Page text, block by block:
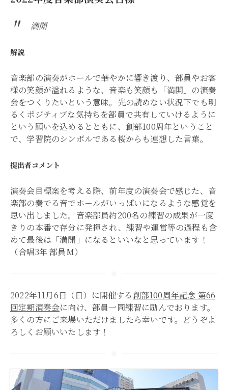
満開
解説
音楽部の演奏がホールで華やかに響き渡り、部員やお客
様の笑顔が溢れるような、音楽も笑顔も「満開」の演奏
会をつくりたいという意味。先の読めない状況下でも明
るくポジティブな気持ちを部員で共有していけるように
という願いを込めるとともに、創部100周年ということ
で、学習院のシンボルである桜からも連想した言葉。
提出者コメント
演奏会目標案を考える際、前年度の演奏会で感じた、音
楽部の奏でる音でホールがいっぱいになるような感覚を
思い出しました。音楽部員約200名の練習の成果が一度
きりの本番で存分に発揮され、練習や運営等の過程も含
めて最後は「満開」になるといいなと思っています！
（合唱3年 部員M）
2022年11月6日（日）に開催する創部100周年記念 第66
回定期演奏会に向け、部員一同練習に励んでおります。
多くの方にご来場いただけましたら幸いです。どうぞよ
ろしくお願いいたします！